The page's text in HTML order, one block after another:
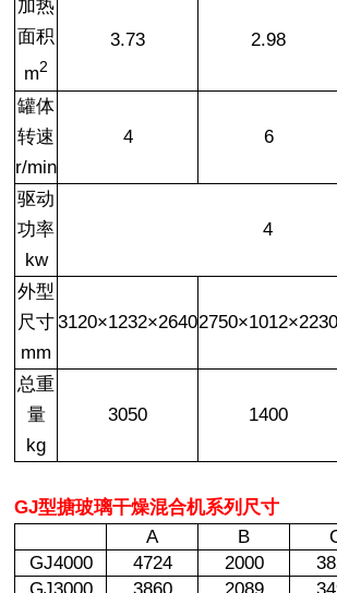
加热
面积
m2
3.73 2.98
罐体
转速
r/min
4 6
驱动
功率
kw
4
外型
尺寸
mm
3120×1232×26402750×1012×2230
总重
量
kg
3050 1400
GJ型搪玻璃干燥混合机系列尺寸
A
B
GJ4000
4724 2000